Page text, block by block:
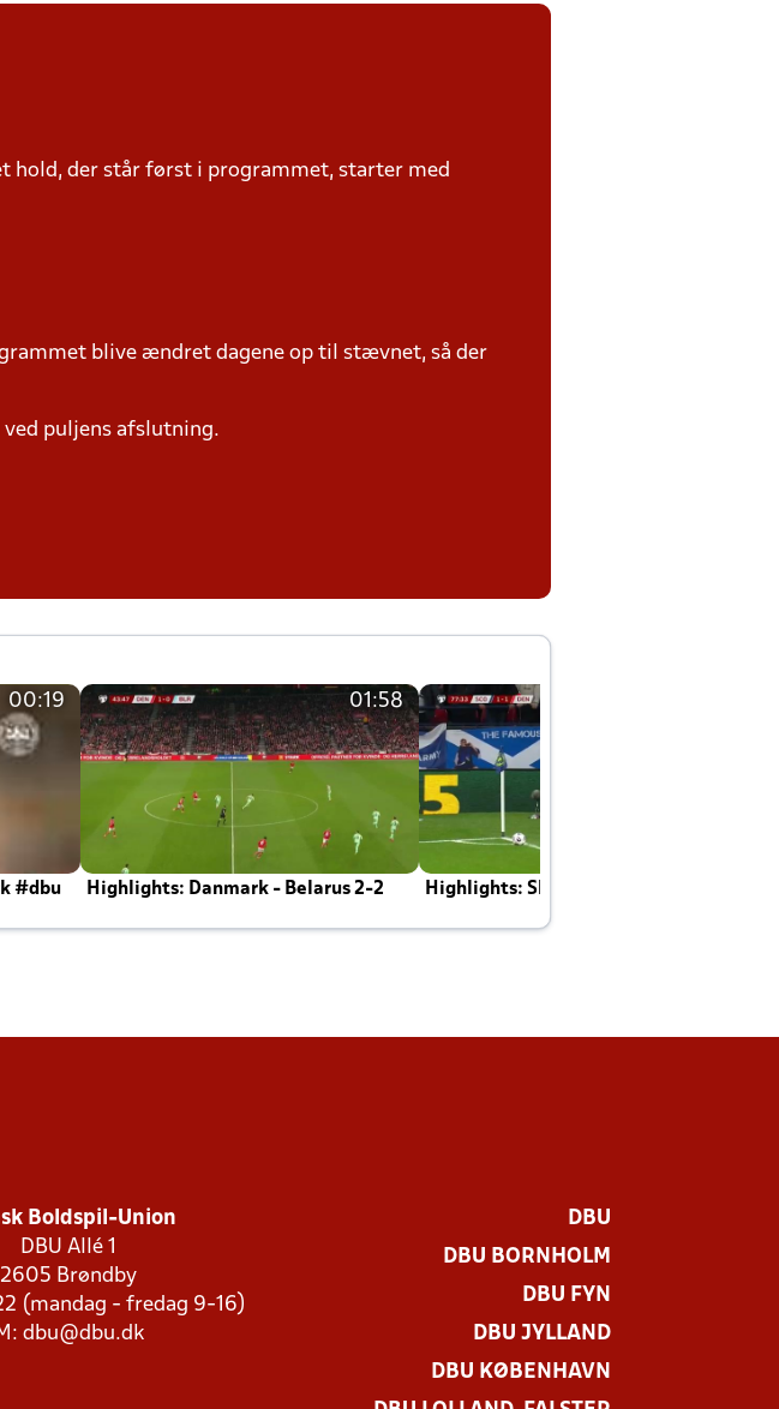
hold, der står først i programmet, starter med
blive ændret dagene op til stævnet, så der
puljens afslutning.
00:19
#dbu
01:58
Highlights: Danmark - Belarus 2-2 Highlights: Skotland - Danmark 4-2
Boldspil-Union
DBU Allé 1
2605 Brøndby
(mandag - fredag 9-16)
dbu@dbu.dk
DBU
DBU BORNHOLM
DBU FYN
DBU JYLLAND
DBU KØBENHAVN